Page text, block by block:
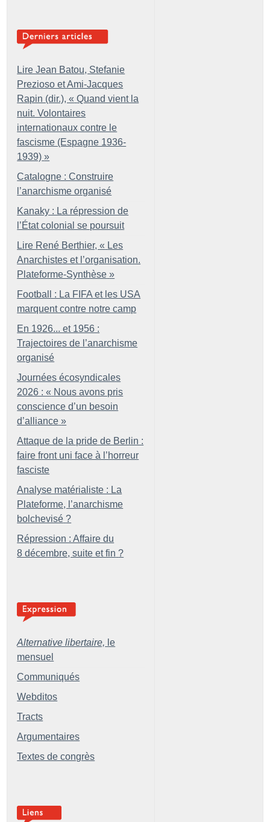
Lire Jean Batou, Stefanie
Prezioso et Ami-Jacques
Rapin (dir.), « Quand vient la
nuit. Volontaires
internationaux contre le
fascisme (Espagne 1936-
1939) »
Catalogne : Construire
l’anarchisme organisé
Kanaky : La répression de
l’État colonial se poursuit
Lire René Berthier, « Les
Anarchistes et l’organisation.
Plateforme-Synthèse »
Football : La FIFA et les USA
marquent contre notre camp
En 1926... et 1956 :
Trajectoires de l’anarchisme
organisé
Journées écosyndicales
2026 : « Nous avons pris
conscience d’un besoin
d’alliance »
Attaque de la pride de Berlin :
faire front uni face à l’horreur
fasciste
Analyse matérialiste : La
Plateforme, l’anarchisme
bolchevisé ?
Répression : Affaire du
8 décembre, suite et fin ?
Alternative libertaire, le
mensuel
Communiqués
Webditos
Tracts
Argumentaires
Textes de congrès